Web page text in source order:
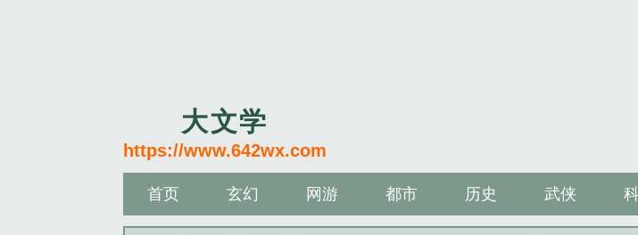
大文学
https://www.642wx.com
首页 玄幻 网游 都市 历史 武侠